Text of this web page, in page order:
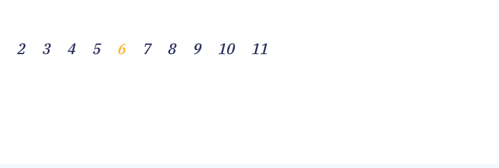
2 3 4 5 6 7 8 9 10 11